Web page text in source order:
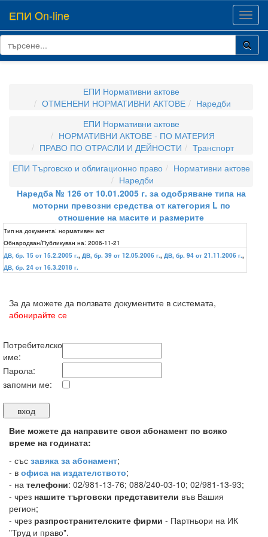
ЕПИ On-line
ЕПИ Нормативни актове
ОТМЕНЕНИ НОРМАТИВНИ АКТОВЕ
Наредби
ЕПИ Нормативни актове
НОРМАТИВНИ АКТОВЕ - ПО МАТЕРИЯ
ПРАВО ПО ОТРАСЛИ И ДЕЙНОСТИ
Транспорт
ЕПИ Търговско и облигационно право
Нормативни актове
Наредби
Наредба № 126 от 10.01.2005 г. за одобряване типа на
моторни превозни средства от категория L по
отношение на масите и размерите
Тип на документа: нормативен акт
Обнародван/Публикуван на: 2006-11-21
ДВ, бр. 15 от 15.2.2005 г., ДВ, бр. 39 от 12.05.2006 г., ДВ, бр. 94 от 21.11.2006 г.,
ДВ, бр. 24 от 16.3.2018 г.
За да можете да ползвате документите в системата,
абонирайте се
Потребителско
име:
Парола:
запомни ме:
Вие можете да направите своя абонамент по всяко
време на годината:
- със завяка за абонамент;
- в офиса на издателството;
- на телефони: 02/981-13-76; 088/240-03-10; 02/981-13-93;
- чрез нашите търговски представители във Вашия
регион;
- чрез разпространителските фирми - Партньори на ИК
"Труд и право".